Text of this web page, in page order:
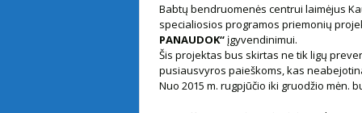
Babtų bendruomenės centrui laimėjus
specialiosios programos priemonių
PANAUDOK“ įgyvendinimui.
Šis projektas bus skirtas ne tik ligų
pusiausvyros paieškoms, kas
Nuo 2015 m. rugpjūčio iki gruodžio mėn.